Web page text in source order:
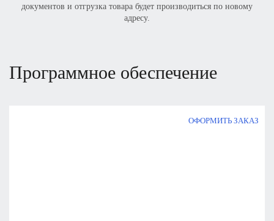
документов и отгрузка товара будет производиться по новому
адресу.
программное обеспечение
ОФОРМИТЬ ЗАКАЗ